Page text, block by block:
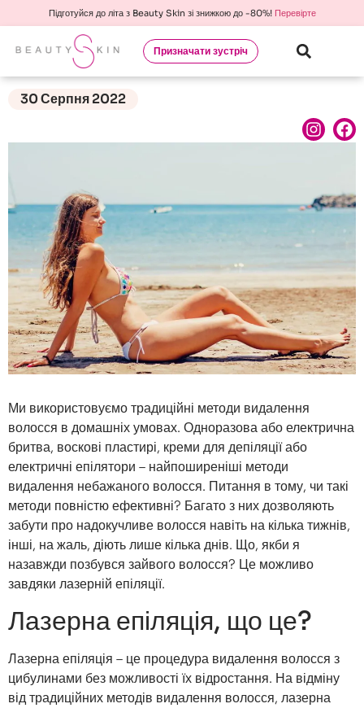
Підготуйся до літа з Beauty Skin зі знижкою до -80%! Перевірте
Призначати зустріч
30 Серпня 2022
Ми використовуємо традиційні методи видалення
волосся в домашніх умовах. Одноразова або електрична
бритва, воскові пластирі, креми для депіляції або
електричні епілятори – найпоширеніші методи
видалення небажаного волосся. Питання в тому, чи такі
методи повністю ефективні? Багато з них дозволяють
забути про надокучливе волосся навіть на кілька тижнів,
інші, на жаль, діють лише кілька днів. Що, якби я
назавжди позбувся зайвого волосся? Це можливо
завдяки лазерній епіляції.
Лазерна епіляція, що це?
Лазерна епіляція – це процедура видалення волосся з
цибулинами без можливості їх відростання. На відміну
від традиційних методів видалення волосся, лазерна